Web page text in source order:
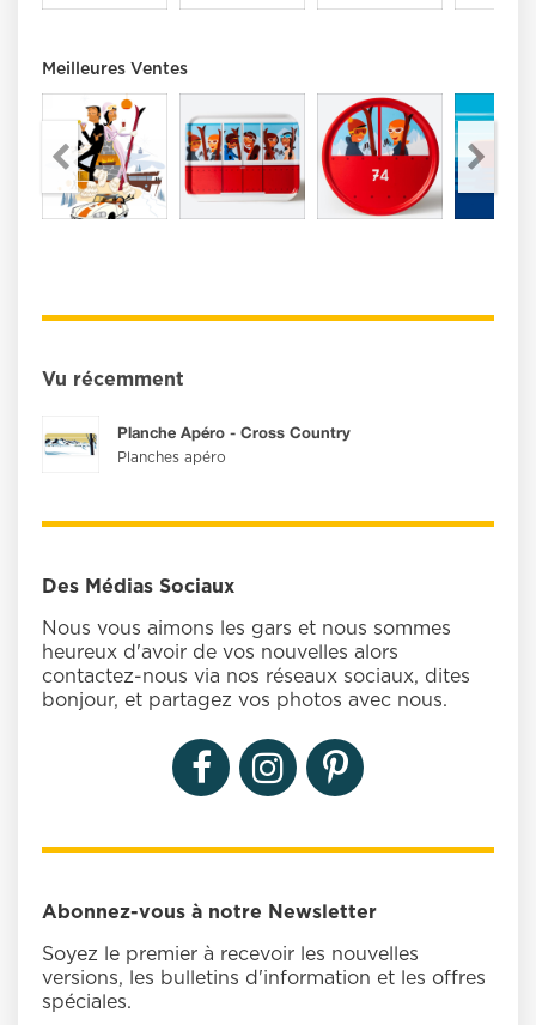
Meilleures Ventes
Vu récemment
Planche Apéro - Cross Country
Planches apéro
Des Médias Sociaux
Nous vous aimons les gars et nous sommes
heureux d'avoir de vos nouvelles alors
contactez-nous via nos réseaux sociaux, dites
bonjour, et partagez vos photos avec nous.
Abonnez-vous à notre Newsletter
Soyez le premier à recevoir les nouvelles
versions, les bulletins d'information et les offres
spéciales.